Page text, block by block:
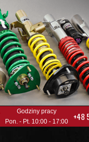
Godziny pracy
Pon. - Pt. 10:00 - 17:00
+48